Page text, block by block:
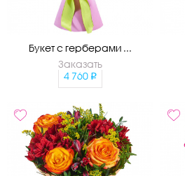
Букет с герберами ...
Заказать
4 760